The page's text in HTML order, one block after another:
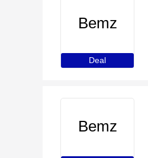
Bemz
Deal
Bemz